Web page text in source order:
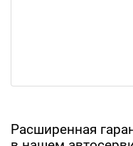
Расширенная